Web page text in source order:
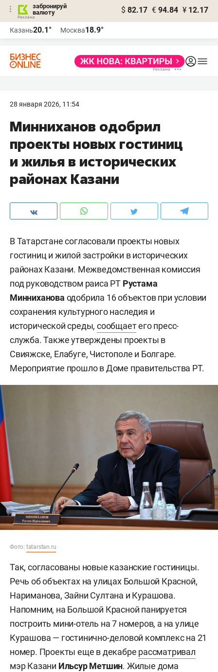
забронируй
валюту
$ 82.17 € 94.84 ¥ 12.17
Казань20.1° Москва18.9°
28 января 2026, 11:54
Минниханов одобрил
проекты новых гостиниц
и жилья в исторических
районах Казани
В Татарстане согласовали проекты новых
гостиниц и жилой застройки в исторических
районах Казани. Межведомственная комиссия
под руководством раиса РТ Рустама
Минниханова одобрила 16 объектов при условии
сохранения культурного наследия и
исторической среды,сообщаетего пресс-
служба. Также утверждены проекты в
Свияжске, Елабуге, Чистополе и Болгаре.
Мероприятие прошло в Доме правительства РТ.
Фото: tatarstan.ru
Так, согласованы новые казанские гостиницы.
Речь об объектах на улицах Большой Красной,
Нариманова, Зайни Султана и Курашова.
Напомним, на Большой Красной панируется
построить мини-отель на 7 номеров, а на улице
Курашова — гостинично-деловой комплекс на 21
номер. Проекты еще в декабре рассматривал
мэр Казани Ильсур Метшин. Жилые дома